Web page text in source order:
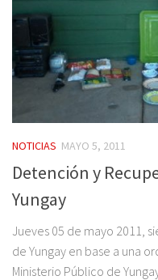
NOTICIAS MAYO 5, 2011
Detención y
Yungay
Jueves 05 de mayo 2011,
de Yungay en base a una
Ministerio Público de